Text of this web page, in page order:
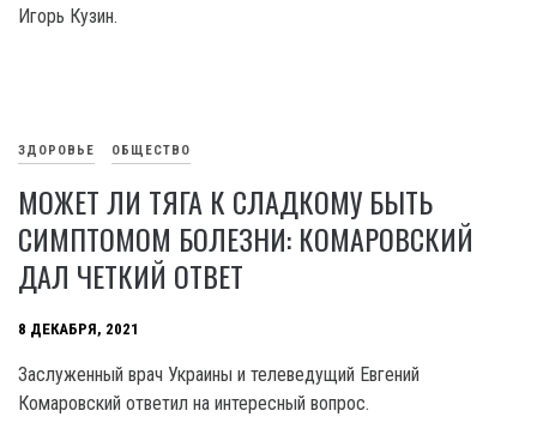
Игорь Кузин.
ЗДОРОВЬЕ ОБЩЕСТВО
МОЖЕТ ЛИ ТЯГА К СЛАДКОМУ БЫТЬ
СИМПТОМОМ БОЛЕЗНИ: КОМАРОВСКИЙ
ДАЛ ЧЕТКИЙ ОТВЕТ
8 ДЕКАБРЯ, 2021
Заслуженный врач Украины и телеведущий Евгений
Комаровский ответил на интересный вопрос.